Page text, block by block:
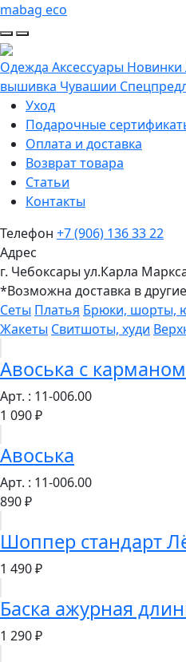
mabag eco
Одежда Аксессуары Новинки
вышивка Чувашии
Уход
Подарочные
Оплата и доставка
Возврат товара
Статьи
Контакты
Телефон +7 (906) 136 33 22
Адрес
г. Чебоксары ул.Карла
*Возможна доставка в
Сеты Платья Брюки, шорты,
Жакеты Свитшоты, худи
Авоська с карманом
Арт. : 11-006.00
1 090 ₽
Авоська
Арт. : 11-006.00
890 ₽
Шоппер стандарт
1 490 ₽
Баска ажурная
1 290 ₽